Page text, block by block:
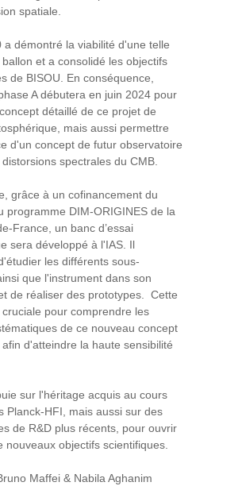
spatiale.
a démontré la viabilité d'une telle
et a consolidé les objectifs
de BISOU. En conséquence,
A débutera en juin 2024 pour
détaillé de ce projet de
mais aussi permettre
d'un concept de futur observatoire
spectrales du CMB.
grâce à un cofinancement du
programme DIM-ORIGINES de la
France, un banc d’essai
sera développé à l'IAS. Il
les différents sous-
que l'instrument dans son
de réaliser des prototypes. Cette
pour comprendre les
de ce nouveau concept
d'atteindre la haute sensibilité
sur l'héritage acquis au cours
Planck-HFI, mais aussi sur des
de R&D plus récents, pour ouvrir
nouveaux objectifs scientifiques.
Maffei & Nabila Aghanim